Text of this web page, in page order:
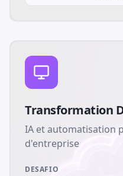
Transformation
IA et automatisation
d'entreprise
DESAFIO